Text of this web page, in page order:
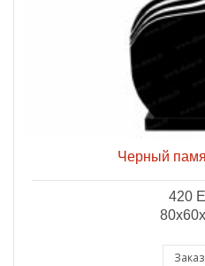
Черный
420